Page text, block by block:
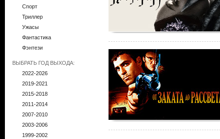
Спорт
Триллер
Ужасы
Фантастика
Фэнтези
ВЫБРАТЬ ГОД ВЫХОДА:
2022-2026
2019-2021
2015-2018
2011-2014
2007-2010
2003-2006
1999-2002